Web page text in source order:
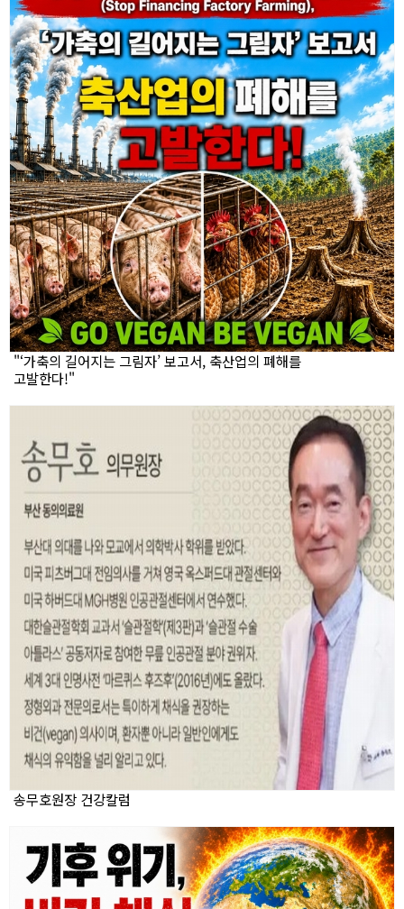
"‘가축의 길어지는 그림자’ 보고서, 축산업의 폐해를
고발한다!"
송무호원장 건강칼럼